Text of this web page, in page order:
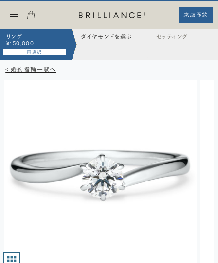
来店予約
リング
¥150,000
再選択
ダイヤモンドを選ぶ セッティング
< 婚約指輪一覧へ